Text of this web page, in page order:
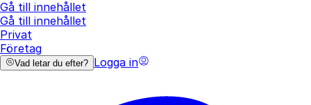
Gå till innehållet
Gå till innehållet
Privat
Företag
Vad letar du efter? Logga in